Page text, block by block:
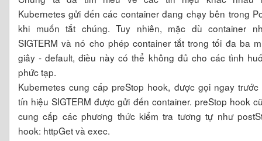
Kubernetes gửi đến các container đang chạy bên trong
khi muốn tắt chúng. Tuy nhiên, mặc dù container
SIGTERM và nó cho phép container tắt trong tối đa ba
giây - default, điều này có thể không đủ cho các tình
phức tạp.
Kubernetes cung cấp preStop hook, được gọi ngay trước
tín hiệu SIGTERM được gửi đến container. preStop hook
cung cấp các phương thức kiểm tra tương tự như
hook: httpGet và exec.